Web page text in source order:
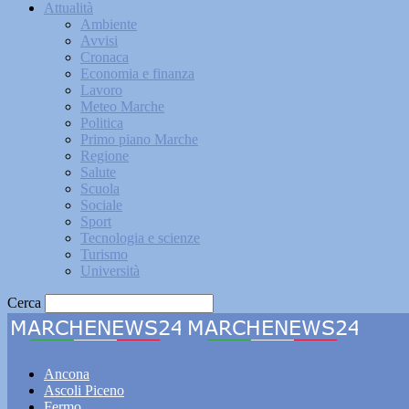
Attualità
Ambiente
Avvisi
Cronaca
Economia e finanza
Lavoro
Meteo Marche
Politica
Primo piano Marche
Regione
Salute
Scuola
Sociale
Sport
Tecnologia e scienze
Turismo
Università
Cerca
Ancona
Ascoli Piceno